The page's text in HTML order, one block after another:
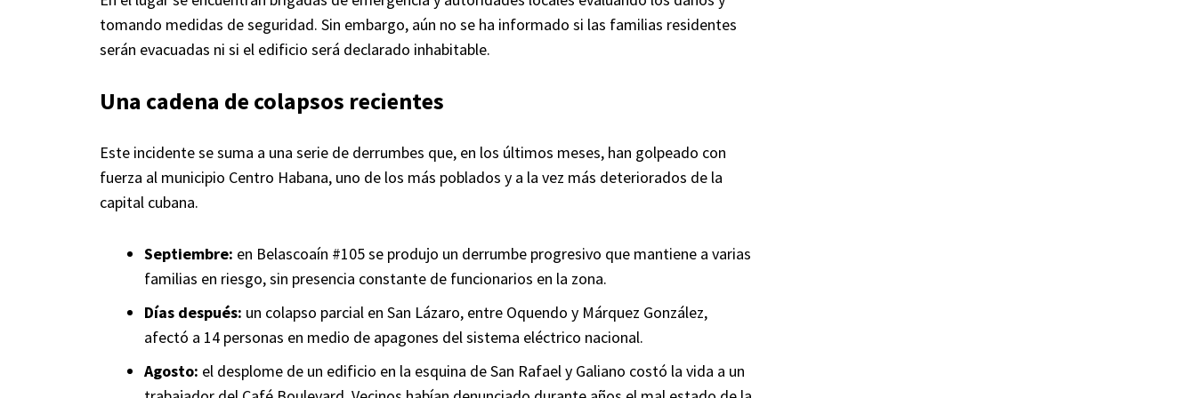
tomando medidas de seguridad. Sin embargo, aún no se ha informado si las familias residentes
serán evacuadas ni si el edificio será declarado inhabitable.
Una cadena de colapsos recientes
Este incidente se suma a una serie de derrumbes que, en los últimos meses, han golpeado con
fuerza al municipio Centro Habana, uno de los más poblados y a la vez más deteriorados de la
capital cubana.
Septiembre: en Belascoaín #105 se produjo un derrumbe progresivo que mantiene a varias
familias en riesgo, sin presencia constante de funcionarios en la zona.
Días después: un colapso parcial en San Lázaro, entre Oquendo y Márquez González,
afectó a 14 personas en medio de apagones del sistema eléctrico nacional.
Agosto: el desplome de un edificio en la esquina de San Rafael y Galiano costó la vida a un